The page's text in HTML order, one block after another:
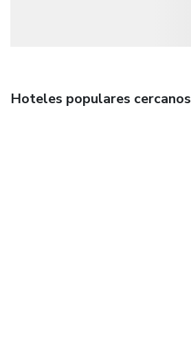
Hoteles populares cercanos